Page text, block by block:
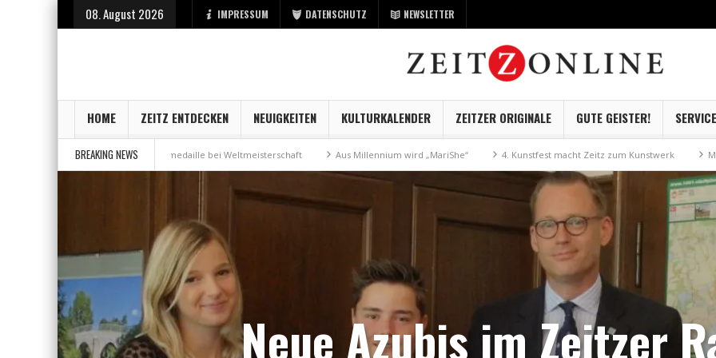
08. August 2026 IMPRESSUM DATENSCHUTZ NEWSLETTER
HOME ZEITZ ENTDECKEN NEUIGKEITEN KULTURKALENDER ZEITZER ORIGINALE GUTE GEISTER! SERVICE
BREAKING NEWS
Bronzemedaille bei Weltmeisterschaft Aus Millennium wird „MariShe“ 4. Kunstfest macht Zeitz zum Kunstwerk Museum
Neue Azubis im Zeitzer